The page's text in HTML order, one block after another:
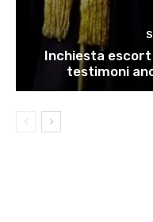
Inchiesta
testimoni